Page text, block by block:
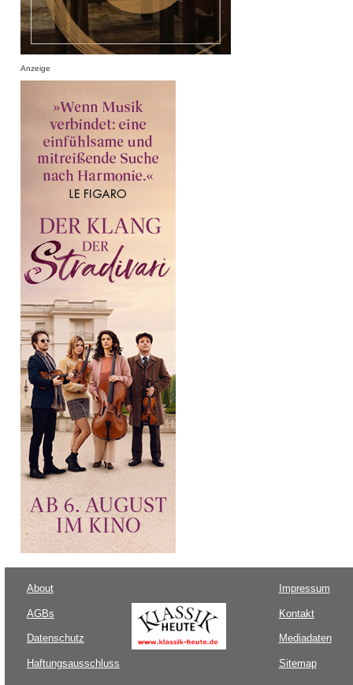
Anzeige
About
AGBs
Datenschutz
Haftungsausschluss
Impressum
Kontakt
Mediadaten
Sitemap